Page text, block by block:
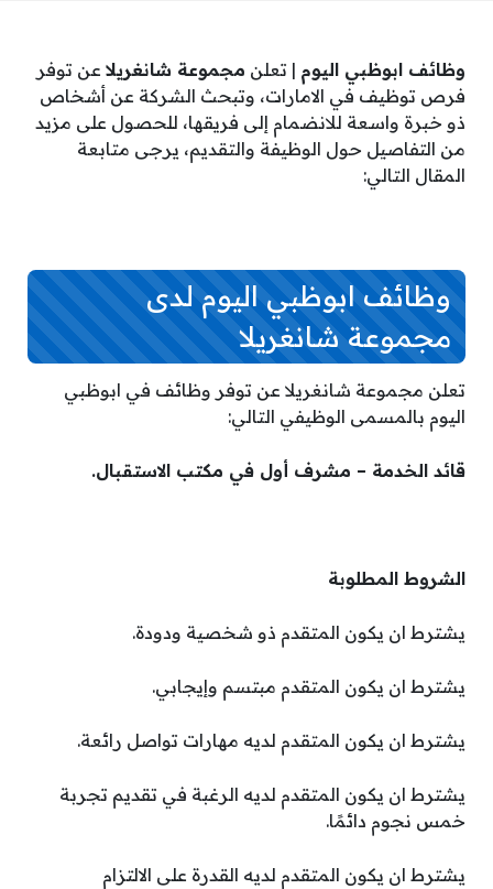
وظائف ابوظبي اليوم | تعلن مجموعة شانغريلا عن توفر
فرص توظيف في الامارات، وتبحث الشركة عن أشخاص
ذو خبرة واسعة للانضمام إلى فريقها، للحصول على مزيد
من التفاصيل حول الوظيفة والتقديم، يرجى متابعة
المقال التالي:
وظائف ابوظبي اليوم لدى
مجموعة شانغريلا
تعلن مجموعة شانغريلا عن توفر وظائف في ابوظبي
اليوم بالمسمى الوظيفي التالي:
قائد الخدمة – مشرف أول في مكتب الاستقبال.
الشروط المطلوبة
يشترط ان يكون المتقدم ذو شخصية ودودة.
يشترط ان يكون المتقدم مبتسم وإيجابي.
يشترط ان يكون المتقدم لديه مهارات تواصل رائعة.
يشترط ان يكون المتقدم لديه الرغبة في تقديم تجربة
خمس نجوم دائمًا.
يشترط ان يكون المتقدم لديه القدرة على الالتزام